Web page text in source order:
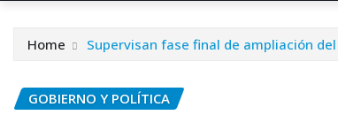
Home Supervisan fase final de ampliación
GOBIERNO Y POLÍTICA